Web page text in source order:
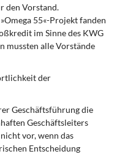
den Vorstand.
55«-Projekt fanden
im Sinne des KWG
mussten alle Vorstände
der
Geschäftsführung die
Geschäftsleiters
vor, wenn das
Entscheidung